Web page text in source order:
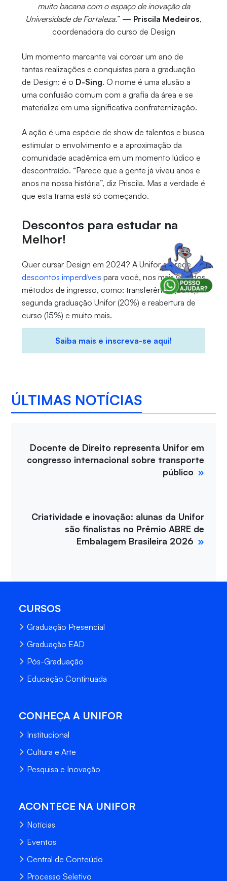
muito bacana com o espaço de inovação da
Universidade de Fortaleza.” — Priscila Medeiros,
coordenadora do curso de Design
Um momento marcante vai coroar um ano de
tantas realizações e conquistas para a graduação
de Design: é o D-Sing. O nome é uma alusão a
uma confusão comum com a grafia da área e se
materializa em uma significativa confraternização.
A ação é uma espécie de show de talentos e busca
estimular o envolvimento e a aproximação da
comunidade acadêmica em um momento lúdico e
descontraído. “Parece que a gente já viveu anos e
anos na nossa história”, diz Priscila. Mas a verdade é
que esta trama está só começando.
Descontos para estudar na
Melhor!
Quer cursar Design em 2024? A Unifor oferece
descontos imperdíveis para você, nos mais variados
métodos de ingresso, como: transferência (20%),
segunda graduação Unifor (20%) e reabertura de
curso (15%) e muito mais.
Saiba mais e inscreva-se aqui!
ÚLTIMAS NOTÍCIAS
Docente de Direito representa Unifor em
congresso internacional sobre transporte
público
Criatividade e inovação: alunas da Unifor
são finalistas no Prêmio ABRE de
Embalagem Brasileira 2026
CURSOS
Graduação Presencial
Graduação EAD
Pós-Graduação
Educação Continuada
CONHEÇA A UNIFOR
Institucional
Cultura e Arte
Pesquisa e Inovação
ACONTECE NA UNIFOR
Notícias
Eventos
Central de Conteúdo
Processo Seletivo